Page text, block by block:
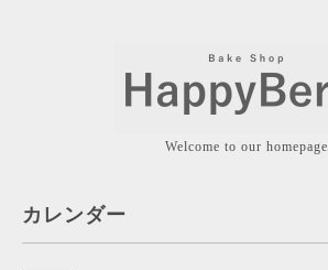
Welcome to our homepage
カレンダー